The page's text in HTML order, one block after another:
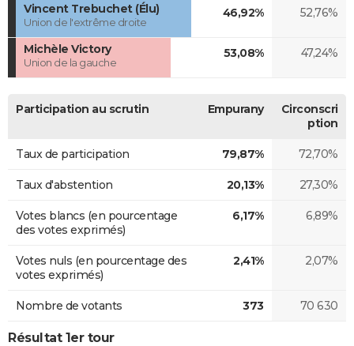
Vincent Trebuchet (Élu)
Union de l'extrême droite
46,92% 52,76%
Michèle Victory
Union de la gauche
53,08% 47,24%
Participation au scrutin Empurany
Circonscri
ption
Taux de participation 79,87% 72,70%
Taux d'abstention 20,13% 27,30%
Votes blancs (en pourcentage
des votes exprimés)
6,17% 6,89%
Votes nuls (en pourcentage des
votes exprimés)
2,41% 2,07%
Nombre de votants 373 70 630
Résultat 1er tour